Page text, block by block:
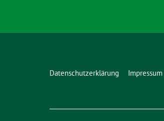
Datenschutzerklärung Impressum